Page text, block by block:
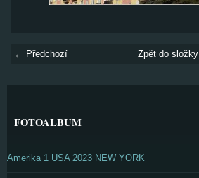
← Předchozí Zpět do složky
FOTOALBUM
Amerika 1 USA 2023 NEW YORK